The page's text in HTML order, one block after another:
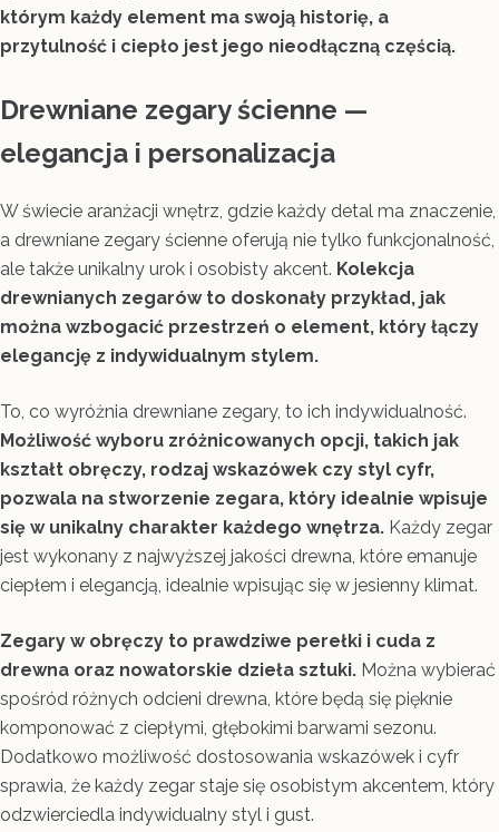
którym każdy element ma swoją historię, a
przytulność i ciepło jest jego nieodłączną częścią.
Drewniane zegary ścienne —
elegancja i personalizacja
W świecie aranżacji wnętrz, gdzie każdy detal ma znaczenie,
a drewniane zegary ścienne oferują nie tylko funkcjonalność,
ale także unikalny urok i osobisty akcent. Kolekcja
drewnianych zegarów to doskonały przykład, jak
można wzbogacić przestrzeń o element, który łączy
elegancję z indywidualnym stylem.
To, co wyróżnia drewniane zegary, to ich indywidualność.
Możliwość wyboru zróżnicowanych opcji, takich jak
kształt obręczy, rodzaj wskazówek czy styl cyfr,
pozwala na stworzenie zegara, który idealnie wpisuje
się w unikalny charakter każdego wnętrza. Każdy zegar
jest wykonany z najwyższej jakości drewna, które emanuje
ciepłem i elegancją, idealnie wpisując się w jesienny klimat.
Zegary w obręczy to prawdziwe perełki i cuda z
drewna oraz nowatorskie dzieła sztuki. Można wybierać
spośród różnych odcieni drewna, które będą się pięknie
komponować z ciepłymi, głębokimi barwami sezonu.
Dodatkowo możliwość dostosowania wskazówek i cyfr
sprawia, że każdy zegar staje się osobistym akcentem, który
odzwierciedla indywidualny styl i gust.